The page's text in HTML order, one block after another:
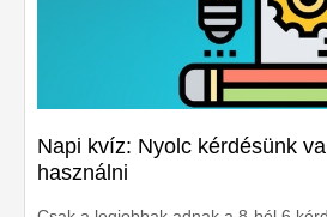
Napi kvíz: Nyolc kérdésünk
használni